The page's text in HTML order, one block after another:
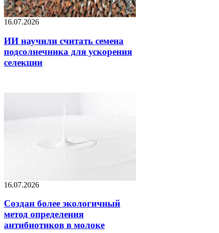
16.07.2026
ИИ научили считать семена
подсолнечника для ускорения
селекции
16.07.2026
Создан более экологичный
метод определения
антибиотиков в молоке